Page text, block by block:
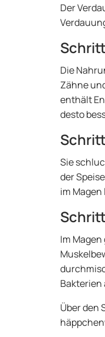
Der
Die
Zähne
enthält
desto
Sie
der
im
Im
Bakterien
Über den